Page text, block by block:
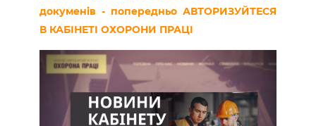
докуменів - попередньо АВТОРИЗУЙТЕСЯ
В КАБІНЕТІ ОХОРОНИ ПРАЦІ